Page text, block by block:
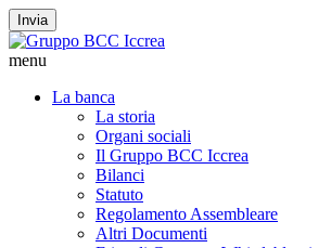
Invia
menu
La banca
La storia
Organi sociali
Il Gruppo BCC Iccrea
Bilanci
Statuto
Regolamento Assembleare
Altri Documenti